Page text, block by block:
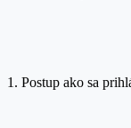
1. Postup ako sa